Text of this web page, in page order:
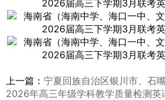
上一篇： 宁夏回族自治区银川市、石
2026年高三年级学科教学质量检测英